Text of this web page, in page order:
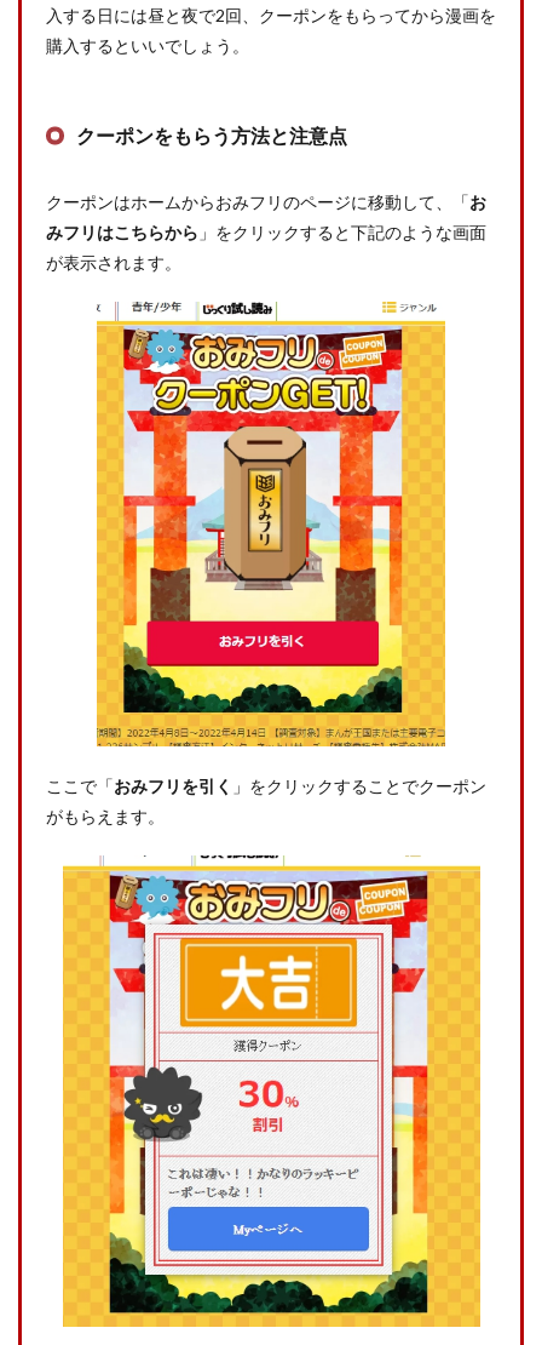
入する日には昼と夜で2回、クーポンをもらってから漫画を
購入するといいでしょう。
クーポンをもらう方法と注意点
クーポンはホームからおみフリのページに移動して、「お
みフリはこちらから 」をクリックすると下記のような画面
が表示されます。
ここで「おみフリを引く 」をクリックすることでクーポン
がもらえます。